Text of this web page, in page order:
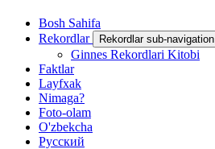
Bosh Sahifa
Rekordlar
Rekordlar sub-navigation
Ginnes Rekordlari Kitobi
Faktlar
Layfxak
Nimaga?
Foto-olam
O'zbekcha
Русский